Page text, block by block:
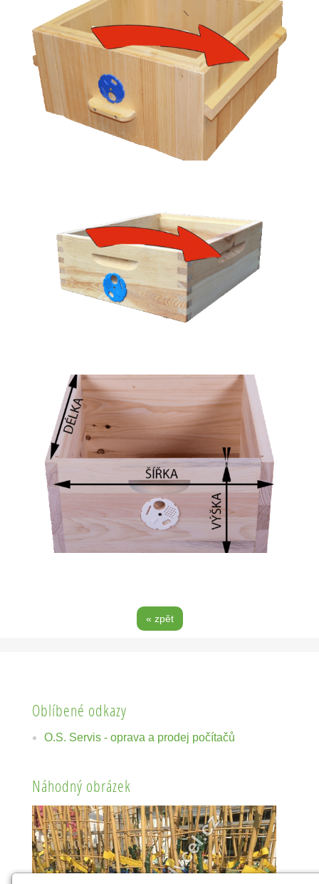
« zpět
Oblíbené odkazy
O.S. Servis - oprava a prodej počítačů
Náhodný obrázek